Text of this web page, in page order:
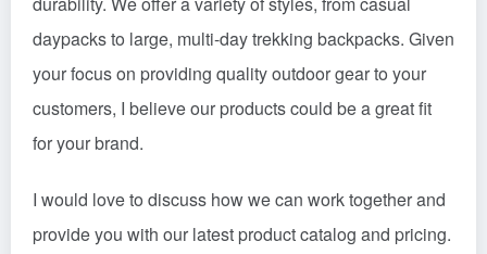
daypacks to large, multi-day trekking backpacks. Given
your focus on providing quality outdoor gear to your
customers, I believe our products could be a great fit
for your brand.
I would love to discuss how we can work together and
provide you with our latest product catalog and pricing.